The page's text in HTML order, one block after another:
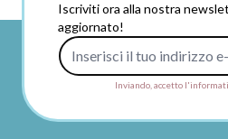
Iscriviti ora alla nostra
aggiornato!
Inviando, accetto